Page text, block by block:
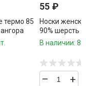
термо 85
в
55 ₽
Носки
90% шерсть
41 / 10 пар в
В наличии:
– +